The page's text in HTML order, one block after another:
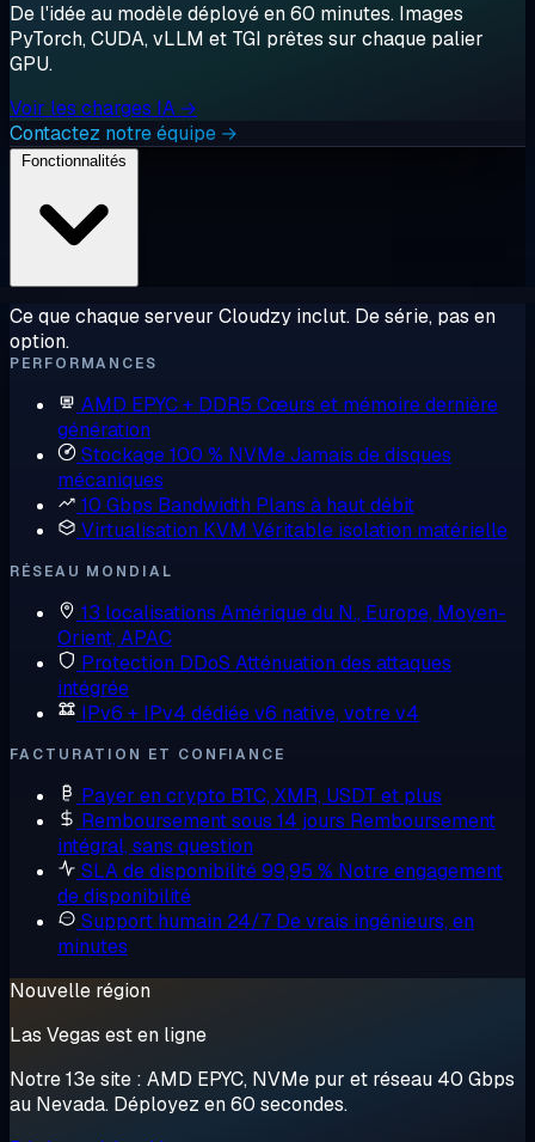
De l'idée au modèle déployé en 60 minutes. Images
PyTorch, CUDA, vLLM et TGI prêtes sur chaque palier
GPU.
Voir les charges IA →
Contactez notre équipe →
Ce que chaque serveur Cloudzy inclut. De série, pas en
option.
PERFORMANCES
AMD EPYC + DDR5 Cœurs et mémoire dernière
génération
Stockage 100 % NVMeJamais de disques
mécaniques
10 Gbps Bandwidth Plans à haut débit
Virtualisation KVM Véritable isolation matérielle
RÉSEAU MONDIAL
13 localisations Amérique du N., Europe, Moyen-
Orient, APAC
Protection DDoS Atténuation des attaques
intégrée
IPv6 + IPv4 dédiéev6 native, votre v4
FACTURATION ET CONFIANCE
Payer en crypto BTC, XMR, USDT et plus
Remboursement sous 14 jours Remboursement
intégral, sans question
SLA de disponibilité 99,95 % Notre engagement
de disponibilité
Support humain 24/7 De vrais ingénieurs, en
minutes
Nouvelle région
Las Vegas est en ligne
Notre 13e site : AMD EPYC, NVMe pur et réseau 40 Gbps
au Nevada. Déployez en 60 secondes.